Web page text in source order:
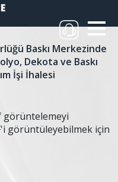
Baskı Merkezinde
Dekota ve Baskı
İşi İhalesi
görüntelemeyi
görüntüleyebilmek için